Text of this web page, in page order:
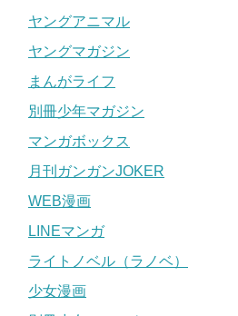
ヤングアニマル
ヤングマガジン
まんがライフ
別冊少年マガジン
マンガボックス
月刊ガンガンJOKER
WEB漫画
LINEマンガ
ライトノベル（ラノベ）
少女漫画